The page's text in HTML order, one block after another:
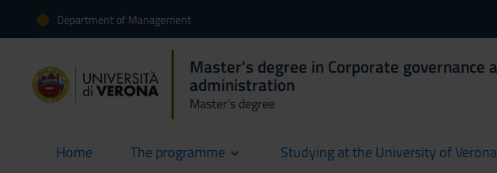
Department of Management
Master's degree in Corporate governance
administration
Master’s degree
Home
current The programme Studying at the University of Verona